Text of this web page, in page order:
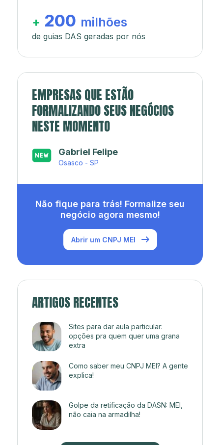
+ 200 milhões
de guias DAS geradas por nós
EMPRESAS QUE ESTÃO
FORMALIZANDO SEUS NEGÓCIOS
NESTE MOMENTO
Japa’s açaí e sorveteria
Rio de Janeiro - RJ
Não fique para trás! Formalize seu
negócio agora mesmo!
Abrir um CNPJ MEI
ARTIGOS RECENTES
Sites para dar aula particular:
opções pra quem quer uma grana
extra
Como saber meu CNPJ MEI? A gente
explica!
Golpe da retificação da DASN: MEI,
não caia na armadilha!